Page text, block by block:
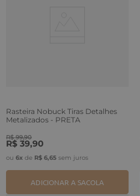
Rasteira Nobuck Tiras Detalhes
Metalizados - PRETA
R$ 99,90
R$ 39,90
ou 6x de R$ 6,65 sem juros
ADICIONAR A SACOLA